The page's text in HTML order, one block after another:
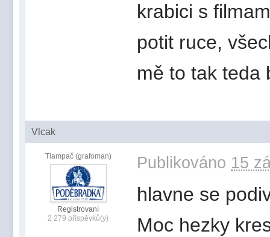
krabici s
potit ruce,
mě to tak
Vlcak
Tlampač (grafoman)
Registrovaní
2 279 příspěvků(y)
Publikováno 15
hlavne se
Moc hezky